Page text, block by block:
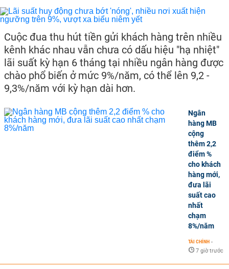
Cuộc đua thu hút tiền gửi khách hàng trên nhiều
kênh khác nhau vẫn chưa có dấu hiệu "hạ nhiệt"
lãi suất kỳ hạn 6 tháng tại nhiều ngân hàng được
chào phổ biến ở mức 9%/năm, có thể lên 9,2 -
9,3%/năm với kỳ hạn dài hơn.
Ngân
hàng MB
cộng
thêm 2,2
điểm %
cho khách
hàng mới,
đưa lãi
suất cao
nhất
chạm
8%/năm
TÀI CHÍNH -
7 giờ trước